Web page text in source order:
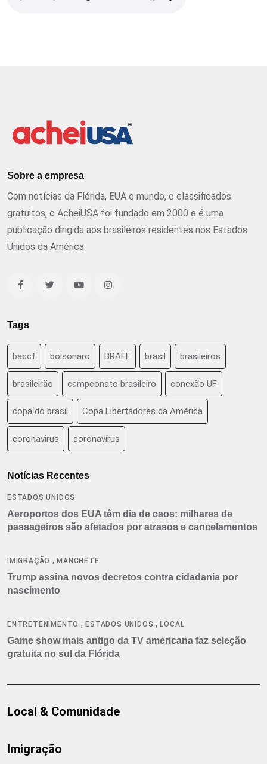
Sobre a empresa
Com notícias da Flórida, EUA e mundo, e classificados
gratuitos, o AcheiUSA foi fundado em 2000 e é uma
publicação dirigida aos brasileiros residentes nos Estados
Unidos da América
Tags
baccf bolsonaro BRAFF brasil brasileiros
brasileirão campeonato brasileiro conexão UF
copa do brasil Copa Libertadores da América
coronavirus coronavírus
Notícias Recentes
ESTADOS UNIDOS
Aeroportos dos EUA têm dia de caos: milhares de
passageiros são afetados por atrasos e cancelamentos
IMIGRAÇÃO ,MANCHETE
Trump assina novos decretos contra cidadania por
nascimento
ENTRETENIMENTO ,ESTADOS UNIDOS ,LOCAL
Game show mais antigo da TV americana faz seleção
gratuita no sul da Flórida
Local & Comunidade
Imigração